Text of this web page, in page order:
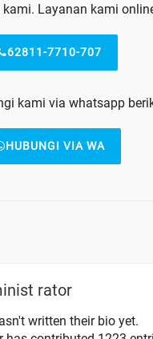
Layanan kami
62811-7710-707
kami via whatsapp
HUBUNGI VIA WA
rator
written their bio yet.